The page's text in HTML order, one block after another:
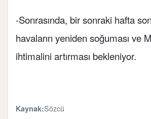
-Sonrasında, bir sonraki hafta
havaların yeniden soğuması ve
ihtimalini artırması bekleniyor.
Kaynak:Sözcü